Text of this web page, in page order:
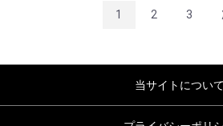
1 2 3
当サイトについて